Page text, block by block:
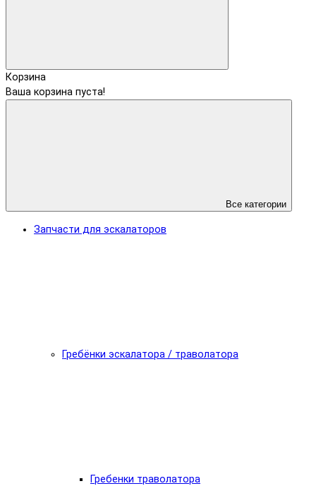
Корзина
Ваша корзина пуста!
Все категории
Запчасти для эскалаторов
Гребёнки эскалатора / траволатора
Гребенки траволатора